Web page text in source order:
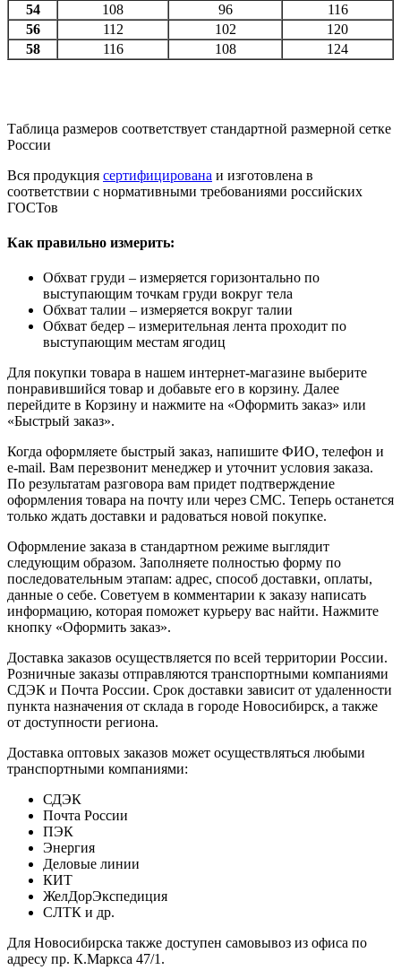
54 108 96
116
56
112 102
120
58
116 108 124
Таблица размеров соответствует стандартной размерной сетке
России
Вся продукция сертифицирована и изготовлена в
соответствии с нормативными требованиями российских
ГОСТов
Как правильно измерить:
Обхват груди – измеряется горизонтально по
выступающим точкам груди вокруг тела
Обхват талии – измеряется вокруг талии
Обхват бедер – измерительная лента проходит по
выступающим местам ягодиц
Для покупки товара в нашем интернет-магазине выберите
понравившийся товар и добавьте его в корзину. Далее
перейдите в Корзину и нажмите на «Оформить заказ» или
«Быстрый заказ».
Когда оформляете быстрый заказ, напишите ФИО, телефон и
e-mail. Вам перезвонит менеджер и уточнит условия заказа.
По результатам разговора вам придет подтверждение
оформления товара на почту или через СМС. Теперь останется
только ждать доставки и радоваться новой покупке.
Оформление заказа в стандартном режиме выглядит
следующим образом. Заполняете полностью форму по
последовательным этапам: адрес, способ доставки, оплаты,
данные о себе. Советуем в комментарии к заказу написать
информацию, которая поможет курьеру вас найти. Нажмите
кнопку «Оформить заказ».
Доставка заказов осуществляется по всей территории России.
Розничные заказы отправляются транспортными компаниями
СДЭК и Почта России. Срок доставки зависит от удаленности
пункта назначения от склада в городе Новосибирск, а также
от доступности региона.
Доставка оптовых заказов может осуществляться любыми
транспортными компаниями:
СДЭК
Почта России
ПЭК
Энергия
Деловые линии
КИТ
ЖелДорЭкспедиция
СЛТК и др.
Для Новосибирска также доступен самовывоз из офиса по
адресу пр. К.Маркса 47/1.